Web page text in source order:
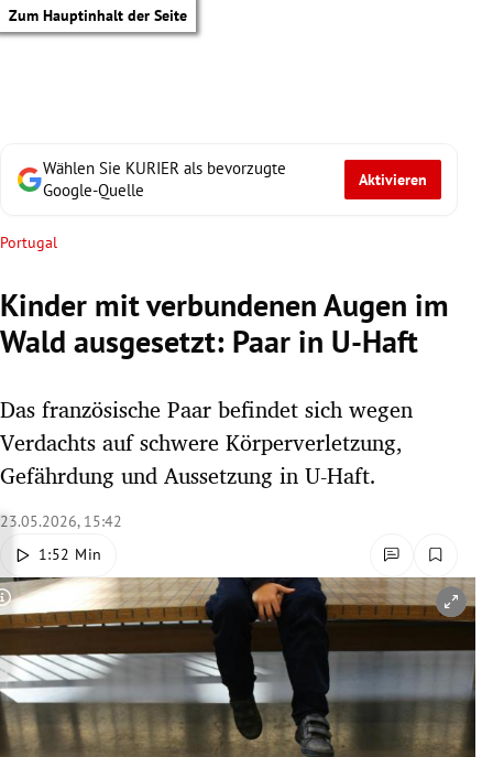
Zum Hauptinhalt der Seite
Untermenü
Untermenü
Untermenü
Untermenü
Untermenü
Untermenü
Wählen Sie KURIER als bevorzugte
Google-Quelle
Aktivieren
Portugal
Kinder mit verbundenen Augen im
Wald ausgesetzt: Paar in U-Haft
Das französische Paar befindet sich wegen
Verdachts auf schwere Körperverletzung,
Gefährdung und Aussetzung in U-Haft.
23.05.2026, 15:42
1:52 Min
Copyright-Hinweis öffnen/schließen